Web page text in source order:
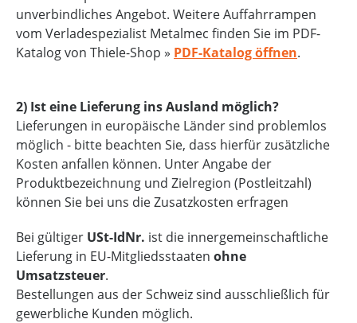
unverbindliches Angebot. Weitere Auffahrrampen
vom Verladespezialist Metalmec finden Sie im PDF-
Katalog von Thiele-Shop » PDF-Katalog öffnen.
2) Ist eine Lieferung ins Ausland möglich?
Lieferungen in europäische Länder sind problemlos
möglich - bitte beachten Sie, dass hierfür zusätzliche
Kosten anfallen können. Unter Angabe der
Produktbezeichnung und Zielregion (Postleitzahl)
können Sie bei uns die Zusatzkosten erfragen
Bei gültiger USt-IdNr. ist die innergemeinschaftliche
Lieferung in EU-Mitgliedsstaaten ohne
Umsatzsteuer.
Bestellungen aus der Schweiz sind ausschließlich für
gewerbliche Kunden möglich.